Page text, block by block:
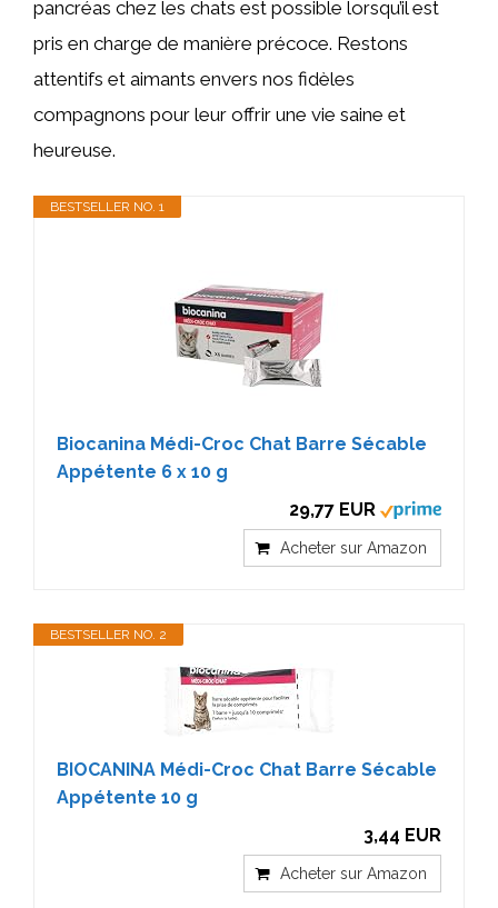
pancréas chez les chats est possible lorsqu’il est
pris en charge de manière précoce. Restons
attentifs et aimants envers nos fidèles
compagnons pour leur offrir une vie saine et
heureuse.
BESTSELLER NO. 1
Biocanina Médi-Croc Chat Barre Sécable
Appétente 6 x 10 g
29,77 EUR
Acheter sur Amazon
BESTSELLER NO. 2
BIOCANINA Médi-Croc Chat Barre Sécable
Appétente 10 g
3,44 EUR
Acheter sur Amazon